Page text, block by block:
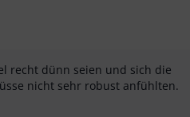
recht dünn seien und sich die
nicht sehr robust anfühlten.